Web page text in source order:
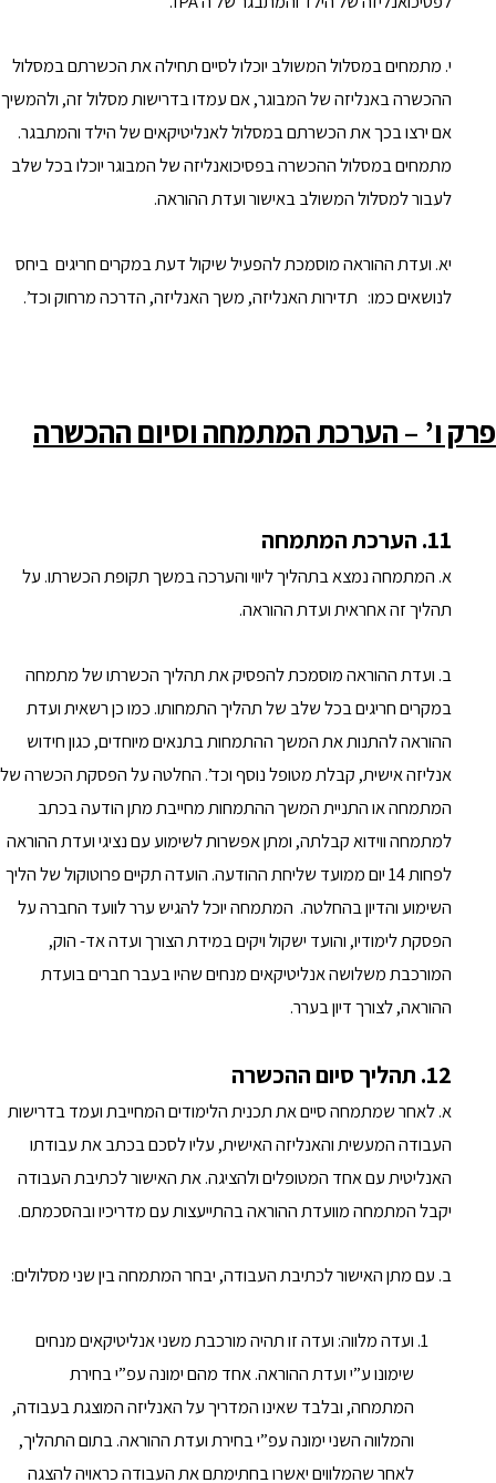
י. מתמחים במסלול המשולב יוכלו לסיים תחילה את הכשרתם במסלול
ההכשרה באנליזה של המבוגר, אם עמדו בדרישות מסלול זה, ולהמשיך
אם ירצו בכך את הכשרתם במסלול לאנליטיקאים של הילד והמתבגר.
מתמחים במסלול ההכשרה בפסיכואנליזה של המבוגר יוכלו בכל שלב
לעבור למסלול המשולב באישור ועדת ההוראה.
יא. ועדת ההוראה מוסמכת להפעיל שיקול דעת במקרים חריגים ביחס
לנושאים כמו: תדירות האנליזה, משך האנליזה, הדרכה מרחוק וכד’.
פרק ו’ – הערכת המתמחה וסיום ההכשרה
11. הערכת המתמחה
א. המתמחה נמצא בתהליך ליווי והערכה במשך תקופת הכשרתו. על
תהליך זה אחראית ועדת ההוראה.
ב. ועדת ההוראה מוסמכת להפסיק את תהליך הכשרתו של מתמחה
במקרים חריגים בכל שלב של תהליך התמחותו. כמו כן רשאית ועדת
ההוראה להתנות את המשך ההתמחות בתנאים מיוחדים, כגון חידוש
אנליזה אישית, קבלת מטופל נוסף וכד’. החלטה על הפסקת הכשרה של
המתמחה או התניית המשך ההתמחות מחייבת מתן הודעה בכתב
למתמחה ווידוא קבלתה, ומתן אפשרות לשימוע עם נציגי ועדת ההוראה
לפחות 14 יום ממועד שליחת ההודעה. הועדה תקיים פרוטוקול של הליך
השימוע והדיון בהחלטה. המתמחה יוכל להגיש ערר לוועד החברה על
הפסקת לימודיו, והועד ישקול ויקים במידת הצורך ועדה אד- הוק,
המורכבת משלושה אנליטיקאים מנחים שהיו בעבר חברים בועדת
ההוראה, לצורך דיון בערר.
12. תהליך סיום ההכשרה
א. לאחר שמתמחה סיים את תכנית הלימודים המחייבת ועמד בדרישות
העבודה המעשית והאנליזה האישית, עליו לסכם בכתב את עבודתו
האנליטית עם אחד המטופלים ולהציגה. את האישור לכתיבת העבודה
יקבל המתמחה מוועדת ההוראה בהתייעצות עם מדריכיו ובהסכמתם.
ב. עם מתן האישור לכתיבת העבודה, יבחר המתמחה בין שני מסלולים:
ועדה מלווה: ועדה זו תהיה מורכבת משני אנליטיקאים מנחים
שימונו ע”י ועדת ההוראה. אחד מהם ימונה עפ”י בחירת
המתמחה, ובלבד שאינו המדריך על האנליזה המוצגת בעבודה,
והמלווה השני ימונה עפ”י בחירת ועדת ההוראה. בתום התהליך,
לאחר שהמלווים יאשרו בחתימתם את העבודה כראויה להצגה